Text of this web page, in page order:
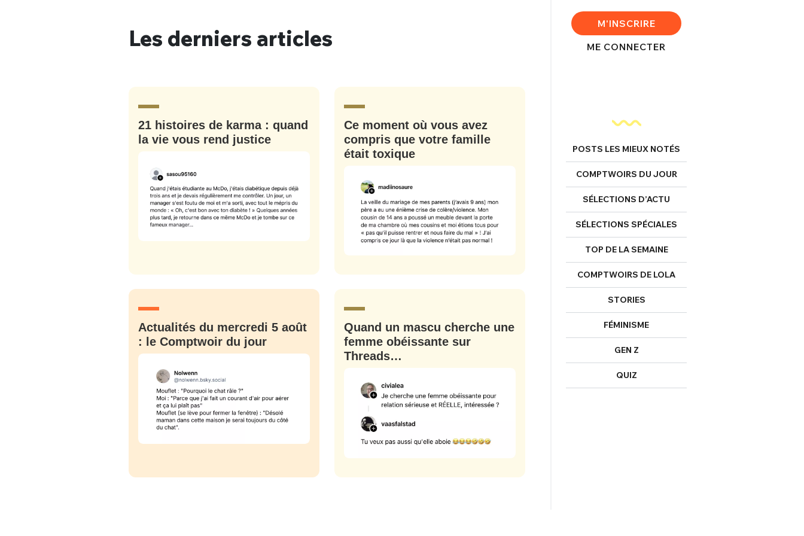
Les derniers articles
21 histoires de karma : quand
la vie vous rend justice
Ce moment où vous avez
compris que votre famille
était toxique
Actualités du mercredi 5 août
: le Comptwoir du jour
Quand un mascu cherche une
femme obéissante sur
Threads…
M'INSCRIRE
ME CONNECTER
POSTS LES MIEUX NOTÉS
COMPTWOIRS DU JOUR
SÉLECTIONS D’ACTU
SÉLECTIONS SPÉCIALES
TOP DE LA SEMAINE
COMPTWOIRS DE LOLA
STORIES
FÉMINISME
GEN Z
QUIZ
FERMER
PSEUDO *
EMAIL*
PASSWORD
PSEUDO
Mot de passe perdu ?
CONNEXION
VOTRE PARTICIPATION
Que souhaitez-vous proposer ?
Quelques
tweets
Ma propre
sélection
Un Thread
C'EST PARTI